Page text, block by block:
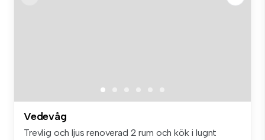
Vedevåg
Trevlig och ljus renoverad 2 rum och kök i lugnt